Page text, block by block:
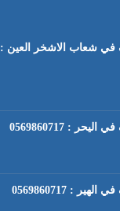
شعاب الاشخر العين :
: 0569860717
: 0569860717